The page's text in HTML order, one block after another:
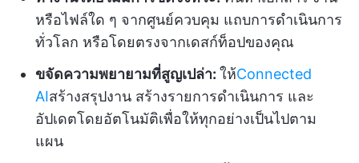
หรือไฟล์ใด ๆ จากศูนย์ควบคุม แถบการดำเนินการ
ทั่วโลก หรือโดยตรงจากเดสก์ท็อปของคุณ
ขจัดความพยายามที่สูญเปล่า: ให้Connected
AIสร้างสรุปงาน สร้างรายการดำเนินการ และ
อัปเดตโดยอัตโนมัติเพื่อให้ทุกอย่างเป็นไปตาม
แผน